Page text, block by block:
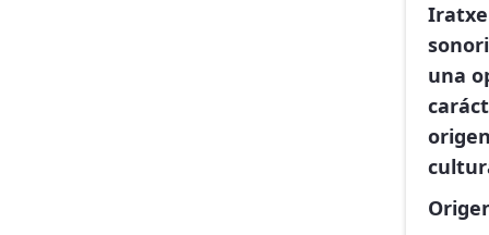
Iratxe
una